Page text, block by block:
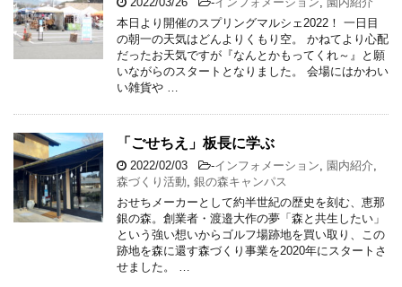
本日より開催のスプリングマルシェ2022！ 一日目
の朝一の天気はどんよりくもり空。 かねてより心配
だったお天気ですが『なんとかもってくれ～』と願
いながらのスタートとなりました。 会場にはかわい
い雑貨や …
「ごせちえ」板長に学ぶ
2022/02/03 -インフォメーション 園内紹介
森づくり活動 銀の森キャンパス
おせちメーカーとして約半世紀の歴史を刻む、恵那
銀の森。創業者・渡邉大作の夢「森と共生したい」
という強い想いからゴルフ場跡地を買い取り、この
跡地を森に還す森づくり事業を2020年にスタートさ
せました。 …